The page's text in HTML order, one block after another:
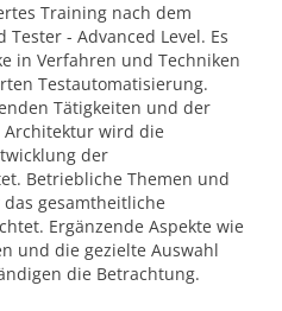
Training nach dem
Tester - Advanced Level. Es
in Verfahren und Techniken
Testautomatisierung.
Tätigkeiten und der
wird die
der
Betriebliche Themen und
gesamtheitliche
Ergänzende Aspekte wie
und die gezielte Auswahl
die Betrachtung.